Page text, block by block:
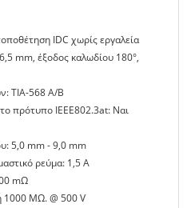
IDC χωρίς εργαλεία
mm, έξοδος καλωδίου 180°,
TIA-568 A/B
πρότυπο IEEE802.3at: Ναι
5,0 mm - 9,0 mm
ρεύμα: 1,5 A
mΩ
1000 MΩ. @ 500 V